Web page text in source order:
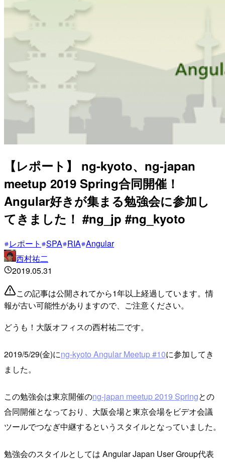
【レポート】 ng-kyoto、ng-japan
meetup 2019 Spring合同開催！
Angular好きが集まる勉強会に参加し
てきました！ #ng_jp #ng_kyoto
レポート SPA RIA Angular
西村祐二
2019.05.31
この記事は公開されてから1年以上経過しています。情
報が古い可能性がありますので、ご注意ください。
どうも！大阪オフィスの西村祐二です。
2019/5/29(金)にng-kyoto Angular Meetup #10に参加してき
ました。
この勉強会は東京開催のng-japan meetup 2019 Springとの
合同開催となっており、大阪会場と東京会場をビデオ会議
ツールでつなぎ中継するというスタイルとなっていました。
勉強会のスタイルとしては Angular Japan User Group代表